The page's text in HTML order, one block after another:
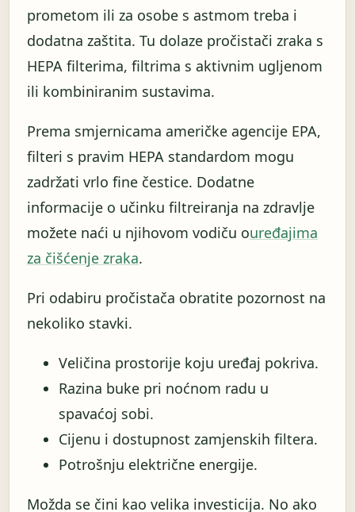
prometom ili za osobe s astmom treba i
dodatna zaštita. Tu dolaze pročistači zraka s
HEPA filterima, filtrima s aktivnim ugljenom
ili kombiniranim sustavima.
Prema smjernicama američke agencije EPA,
filteri s pravim HEPA standardom mogu
zadržati vrlo fine čestice. Dodatne
informacije o učinku filtreiranja na zdravlje
možete naći u njihovom vodiču ouređajima
za čišćenje zraka.
Pri odabiru pročistača obratite pozornost na
nekoliko stavki.
Veličina prostorije koju uređaj pokriva.
Razina buke pri noćnom radu u
spavaćoj sobi.
Cijenu i dostupnost zamjenskih filtera.
Potrošnju električne energije.
Možda se čini kao velika investicija. No ako